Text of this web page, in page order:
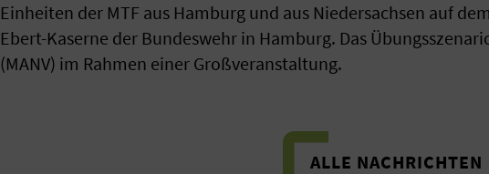
Einheiten der MTF aus Hamburg und aus Niedersachsen auf
Ebert-Kaserne der Bundeswehr in Hamburg. Das
(MANV) im Rahmen einer Großveranstaltung.
ALLE NACHRICHTEN